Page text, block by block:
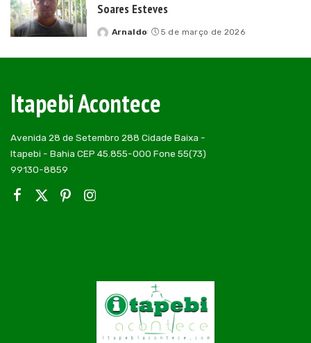
Soares Esteves
Posted
Arnaldo 5 de março de 2026
Itapebi Acontece
Avenida 28 de Setembro 288 Cidade Baixa -
Itapebi - Bahia CEP 45.855-000 Fone 55(73)
99130-8859